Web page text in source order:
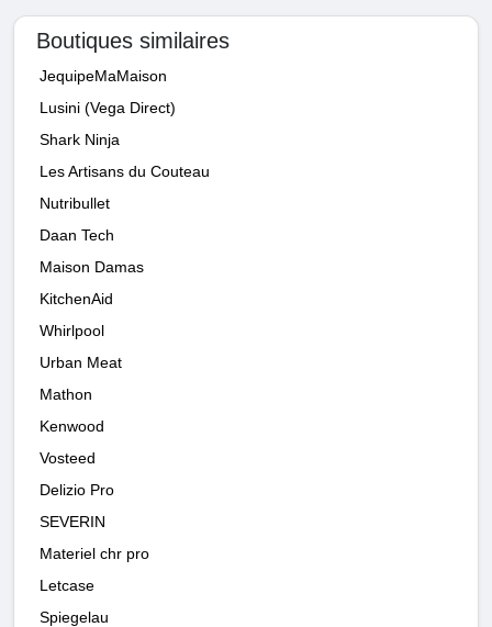
Boutiques similaires
JequipeMaMaison
Lusini (Vega Direct)
Shark Ninja
Les Artisans du Couteau
Nutribullet
Daan Tech
Maison Damas
KitchenAid
Whirlpool
Urban Meat
Mathon
Kenwood
Vosteed
Delizio Pro
SEVERIN
Materiel chr pro
Letcase
Spiegelau